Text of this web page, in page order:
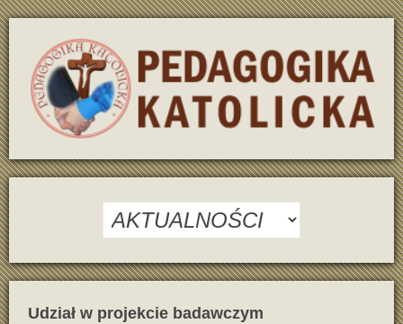
Udział w projekcie badawczym